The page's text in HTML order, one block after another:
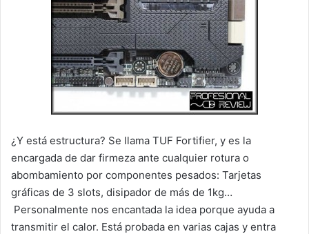
¿Y está estructura? Se llama TUF Fortifier, y es la
encargada de dar firmeza ante cualquier rotura o
abombamiento por componentes pesados: Tarjetas
gráficas de 3 slots, disipador de más de 1kg…
Personalmente nos encantada la idea porque ayuda a
transmitir el calor. Está probada en varias cajas y entra